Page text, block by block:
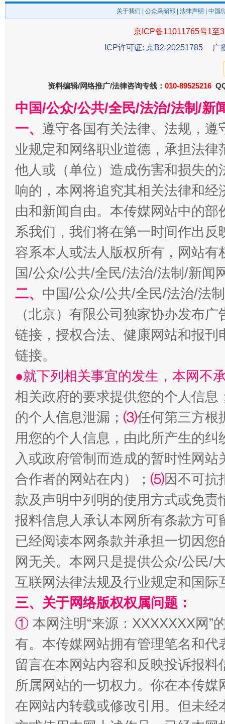
千年窑火 生生不息 一
揭开“小金库”的免责幌子
受贿1.44亿！段成刚被判无期 从幼
全民健身五年计划来了！等你上场
阿坝州三大球赛在茂县开幕 规模
国家大学科技园优化重塑工作
关于我们 公众采编部 法律声明 | 中国
京ICP备11011765号1至
ICP许可证: 京B2-20251785
广
资料编辑/网络推广/法律咨询专线： 010-89525216
中国/公众/公共/全民/法治/法制/新
一、 遵守各国有关法律、法规，
业规定和网络职业道德，承担法
他人或（单位）造成伤害和损失
响的，本网将追究其相关法律和
由和新闻自由。本传媒网站中的
系我们，我们将在第一时间作出
容系本人或法人版权所有，网站
国/公众/公共/全民/法治/法制/新闻
二、 中国/公众/公共/全民/法治/法
（北京）有限公司独家协办发布
链接，授权合法、健康网站和报
链接。
●就下列相关事宜的发生，本网不
相关政府的要求提供您的个人信息
的个人信息泄漏； ⑶任何第三方根
用您的个人信息，由此所产生的纠
入或政府管制而造成的暂时性网
合作者的网站在内）； ⑸因不可抗
款及声明中列明的使用方式或免责
报料信息人承认本网所有条款方
已经阅读本网条款并承担一切因
网无关。本网只是提供公众/公民/
互联网法律法规及行业规定和国
三、关于网络版权权属问题：
① 本网注明“来源：XXXXXXX网”
有。本传媒网站拥有管理笔名和
留言在本网站内容和反映投诉报
所属网站的一切权力。你在本传
在网站内转载或修改引用。但未